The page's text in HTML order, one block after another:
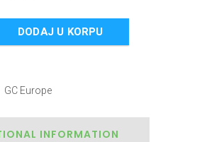
DODAJ U KORPU
GC Europe
INFORMATION